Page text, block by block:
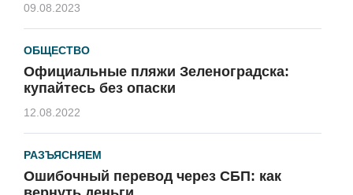
09.08.2023
ОБЩЕСТВО
Официальные пляжи Зеленоградска:
купайтесь без опаски
12.08.2022
РАЗЪЯСНЯЕМ
Ошибочный перевод через СБП: как